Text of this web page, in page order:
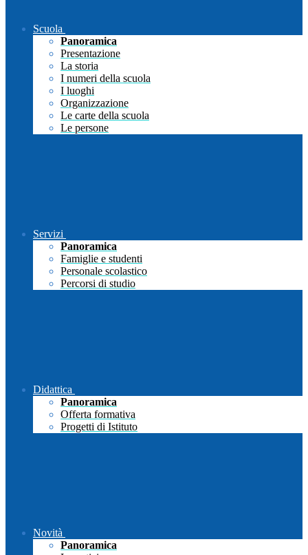
Scuola
Panoramica
Presentazione
La storia
I numeri della scuola
I luoghi
Organizzazione
Le carte della scuola
Le persone
Servizi
Panoramica
Famiglie e studenti
Personale scolastico
Percorsi di studio
Didattica
Panoramica
Offerta formativa
Progetti di Istituto
Novità
Panoramica